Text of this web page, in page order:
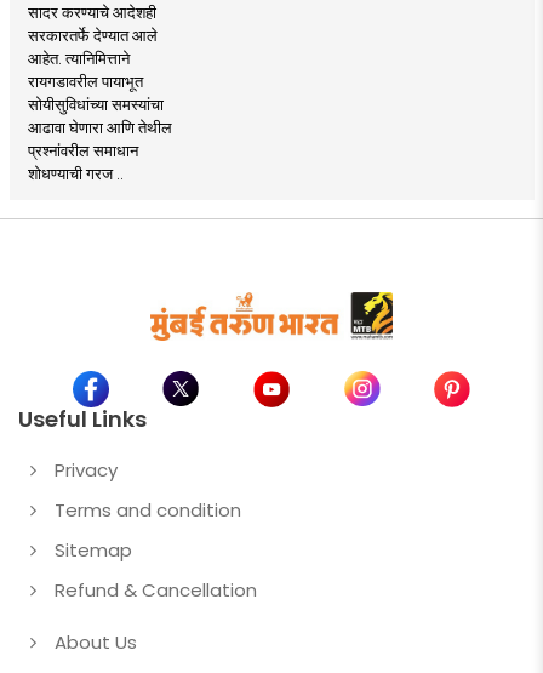
सादर करण्याचे आदेशही
सरकारतर्फे देण्यात आले
आहेत. त्यानिमित्ताने
रायगडावरील पायाभूत
सोयीसुविधांच्या समस्यांचा
आढावा घेणारा आणि तेथील
प्रश्नांवरील समाधान
शोधण्याची गरज ..
Useful Links
Privacy
Terms and condition
Sitemap
Refund & Cancellation
About Us